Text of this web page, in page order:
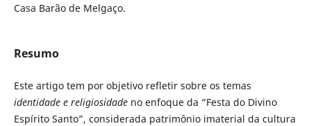
Casa Barão de Melgaço.
Resumo
Este artigo tem por objetivo refletir sobre os temas
identidade e religiosidadeno enfoque da “Festa do Divino
Espírito Santo”, considerada patrimônio imaterial da cultura